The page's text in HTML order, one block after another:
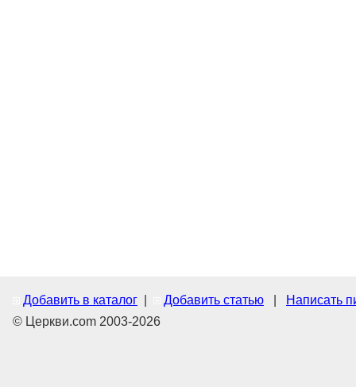
Добавить в каталог Добавить статью
Написать
© Церкви.com 2003-2026